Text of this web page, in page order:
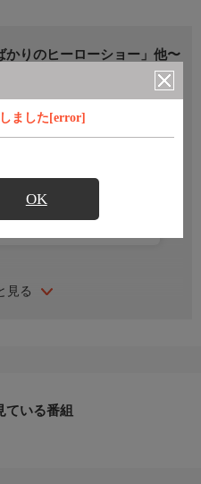
ました[error]
OK
りのヒーローショー」他〜
見る
アプリ視聴
ている番組